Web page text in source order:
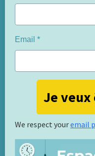
Email
Je
We respect youremail